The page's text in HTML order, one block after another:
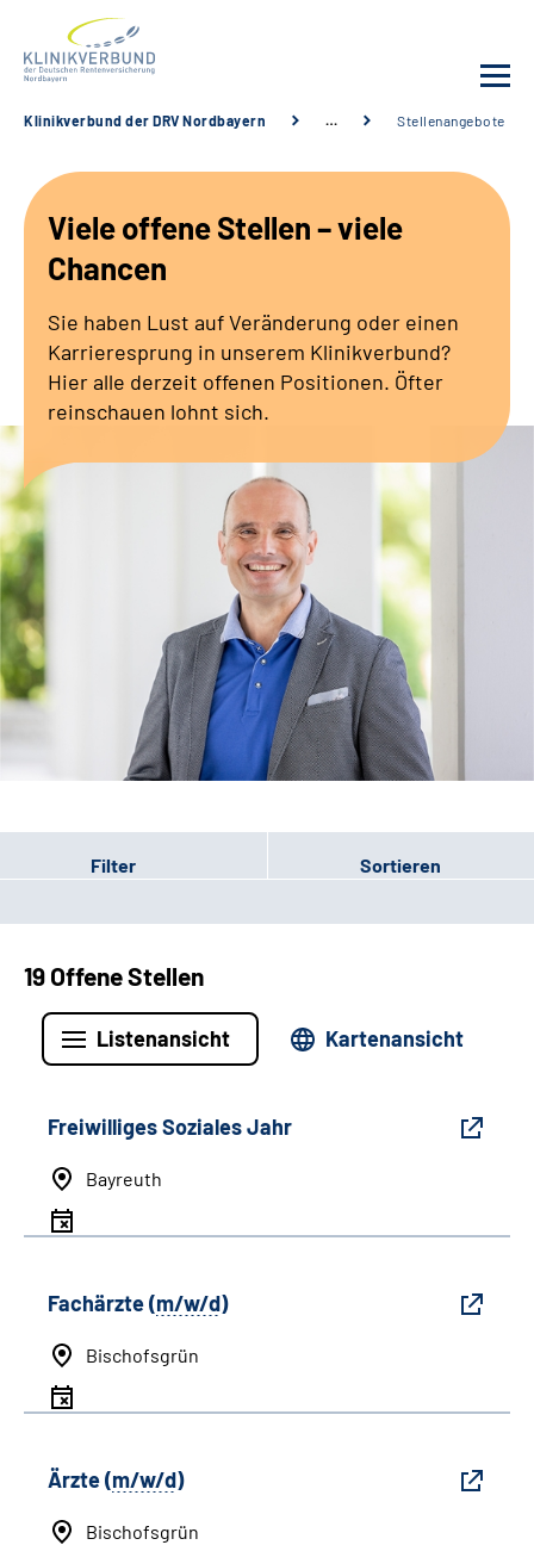
Behandlungsangebot
Karriere
Erweiterte Suche
Klinikverbund der DRV Nordbayern … Stellenangebote
Viele offene Stellen – viele
Chancen
Sie haben Lust auf Veränderung oder einen
Karrieresprung in unserem Klinikverbund?
Hier alle derzeit offenen Positionen. Öfter
reinschauen lohnt sich.
Filter Sortieren
19 Offene Stellen
Listenansicht Kartenansicht
Freiwilliges Soziales Jahr
Bayreuth
Fachärzte (m/w/d)
Bischofsgrün
Ärzte (m/w/d)
Bischofsgrün